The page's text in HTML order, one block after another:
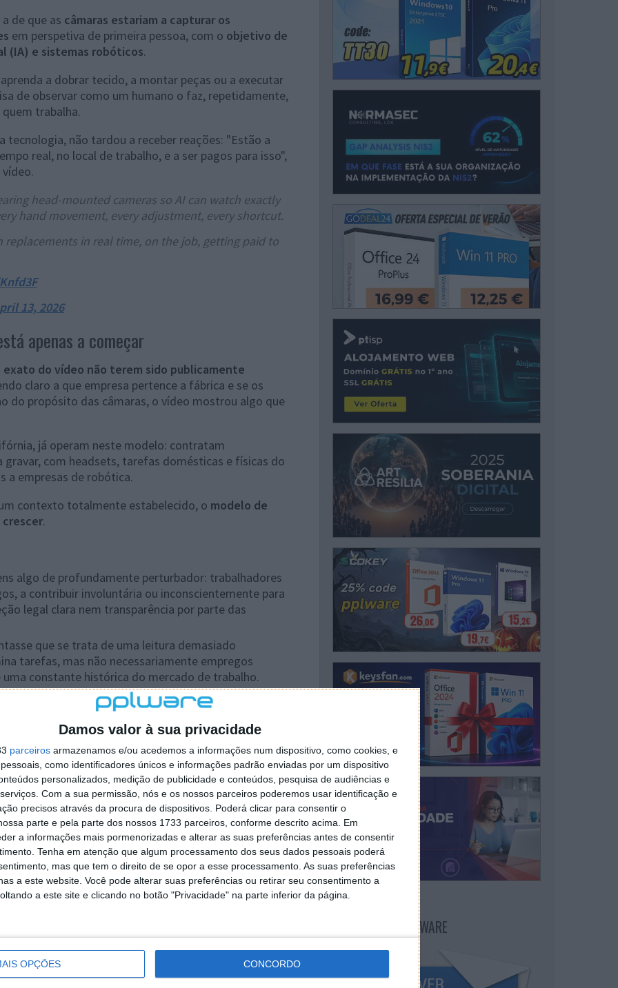
Damos valor à sua privacidade
parceiros armazenamos e/ou acedemos a informações num dispositivo, como cookies, e
como identificadores únicos e informações padrão enviadas por um dispositivo
personalizados, medição de publicidade e conteúdos, pesquisa de audiências e
Com a sua permissão, nós e os nossos parceiros poderemos usar identificação e
precisos através da procura de dispositivos. Poderá clicar para consentir o
parte e pela parte dos nossos 1733 parceiros, conforme descrito acima. Em
a informações mais pormenorizadas e alterar as suas preferências antes de consentir
Tenha em atenção que algum processamento dos seus dados pessoais poderá
mas que tem o direito de se opor a esse processamento. As suas preferências
a este website. Você pode alterar suas preferências ou retirar seu consentimento a
a este site e clicando no botão "Privacidade" na parte inferior da página.
OPÇÕES CONCORDO
a de que as câmaras estariam a capturar os
em perspetiva de primeira pessoa, com o objetivo de
(IA) e sistemas robóticos.
a dobrar tecido, a montar peças ou a executar
de observar como um humano o faz, repetidamente,
trabalha.
tecnologia, não tardou a receber reações: "Estão a
real, no local de trabalho, e a ser pagos para isso",
head-mounted cameras so AI can watch exactly
hand movement, every adjustment, every shortcut.
replacements in real time, on the job, getting paid to
13, 2026
apenas a começar
do vídeo não terem sido publicamente
claro a que empresa pertence a fábrica e se os
do propósito das câmaras, o vídeo mostrou algo que
já operam neste modelo: contratam
gravar, com headsets, tarefas domésticas e físicas do
a empresas de robótica.
contexto totalmente estabelecido, o modelo de
.
algo de profundamente perturbador: trabalhadores
a contribuir involuntária ou inconscientemente para
legal clara nem transparência por parte das
que se trata de uma leitura demasiado
tarefas, mas não necessariamente empregos
constante histórica do mercado de trabalho.
para treinar IA é uma indústria em
podem não estar completamente informados
isso, o debate sobre quem deve beneficiar e quem
a começar.
NEWSLETTER PPLWARE